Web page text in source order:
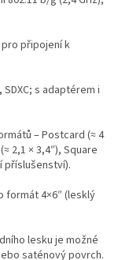
pro připojení k
s adaptérem i
– Postcard (≈ 4
2,1 × 3,4″), Square
příslušenství).
formát 4×6″ (lesklý
lesku je možné
saténový povrch.